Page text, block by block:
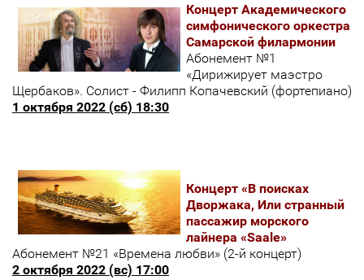
Концерт Академического
симфонического оркестра
Самарской филармонии
Абонемент №1
«Дирижирует маэстро
Щербаков». Солист - Филипп Копачевский (фортепиано)
1 октября 2022 (сб) 18:30
Концерт «В поисках
Дворжака, Или странный
пассажир морского
лайнера «Saale»
Абонемент №21 «Времена любви» (2-й концерт)
2 октября 2022 (вс) 17:00